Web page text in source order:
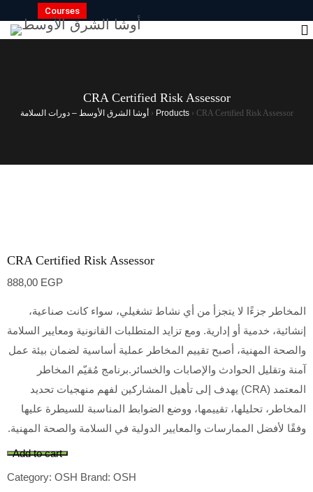
Courses
CRA Certified Risk Assessor
أوشا الشرق الأوسط – دورات السلامة› Products› CRA Certified Risk Assessor
CRA Certified Risk Assessor
888,00 EGP
المخاطر جزءًا لا يتجزأ من أي نشاط تشغيلي، سواء كانت صناعية،
إنشائية، خدمية أو إدارية. ومع تزايد المتطلبات القانونية ومعايير السلامة
والصحة المهنية، أصبح تقييم المخاطر عملية أساسية لضمان بيئة عمل
آمنة وتقليل الحوادث والإصابات والخسائر.برنامج مُقيّم المخاطر
المعتمد (CRA) يهدف إلى تأهيل المشاركين لفهم منهجيات تحديد
المخاطر، تحليلها، تقييمها، ووضع الضوابط المناسبة للسيطرة عليها
وفقًا لأفضل الممارسات والمعايير الدولية في السلامة والصحة المهنية.
Add to cart
Category: OSH Brand: OSH